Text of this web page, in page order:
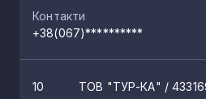
Контакти
+38(067)**********
10 ТОВ "ТУР-КА" /